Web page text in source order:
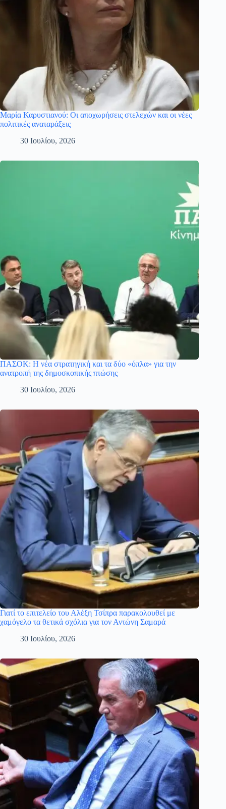
Μαρία Καρυστιανού: Οι αποχωρήσεις στελεχών και οι νέες
πολιτικές αναταράξεις
30 Ιουλίου, 2026
ΠΑΣΟΚ: Η νέα στρατηγική και τα δύο «όπλα» για την
ανατροπή της δημοσκοπικής πτώσης
30 Ιουλίου, 2026
Γιατί το επιτελείο του Αλέξη Τσίπρα παρακολουθεί με
χαμόγελο τα θετικά σχόλια για τον Αντώνη Σαμαρά
30 Ιουλίου, 2026